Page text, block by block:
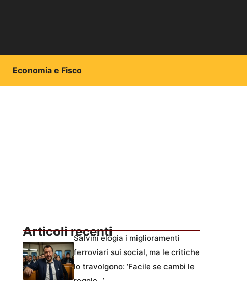
Economia e Fisco
Articoli recentiSalvini elogia i miglioramenti
ferroviari sui social, ma le critiche
lo travolgono: ‘Facile se cambi le